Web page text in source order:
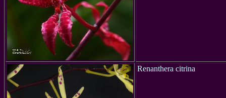
Renanthera citrina